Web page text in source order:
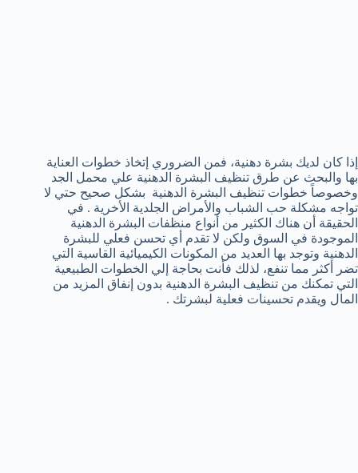
إذا كان لديك بشرة دهنية، فمن الضروري إتخاذ خطوات العناية
بها والبحث عن طرق تنظيف البشرة الدهنية علي محمل الجد
وخصوصاً خطوات تنظيف البشرة الدهنية بشكل صحيح حتي لا
تواجه مشكلة حب الشباب والأمراض الجلدية الأخرية . في
الحقيقة أن هناك الكثير من أنواع منظفات البشرة الدهنية
الموجودة في السوق ولكن لا تقدم أي تحسن فعلي للبشرة
الدهنية وتوجد بها العديد من المكونات الكيميائية القاسية التي
تضر أكثر مما تنفع، لذلك فأنت بحاجة إلي الخطوات الطبيعية
التي تمكنك من تنظيف البشرة الدهنية بدون إنفاق المزيد من
المال ويقدم تحسينات فعلية لبشرتك .